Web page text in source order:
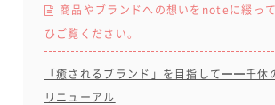
商品やブランドへの想いをnoteに綴っ
ひご覧ください。
「癒されるブランド」を目指して━━千休
リニューアル